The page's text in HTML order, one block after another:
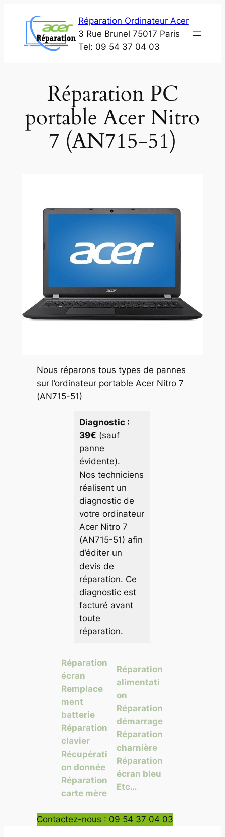
contenu
Réparation Ordinateur Acer
3 Rue Brunel 75017 Paris
Tel: 09 54 37 04 03
Réparation PC
portable Acer Nitro
7 (AN715-51)
Nous réparons tous types de pannes
sur l’ordinateur portable Acer Nitro 7
(AN715-51)
Diagnostic :
39€ (sauf
panne
évidente).
Nos techniciens
réalisent un
diagnostic de
votre ordinateur
Acer Nitro 7
(AN715-51) afin
d’éditer un
devis de
réparation. Ce
diagnostic est
facturé avant
toute
réparation.
Réparation
écran
Remplace
ment
batterie
Réparation
clavier
Récupérati
on donnée
Réparation
carte mère
Réparation
alimentati
on
Réparation
démarrage
Réparation
charnière
Réparation
écran bleu
Etc…
Contactez-nous : 09 54 37 04 03